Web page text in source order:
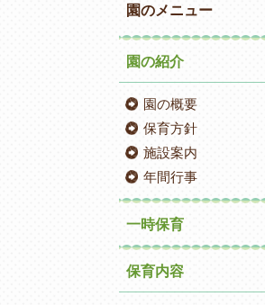
園のメニュー
園の紹介
園の概要
保育方針
施設案内
年間行事
一時保育
保育内容